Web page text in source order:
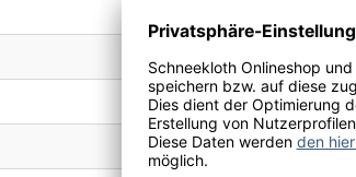
Blaubeere, Kirsche,
rot
trocken